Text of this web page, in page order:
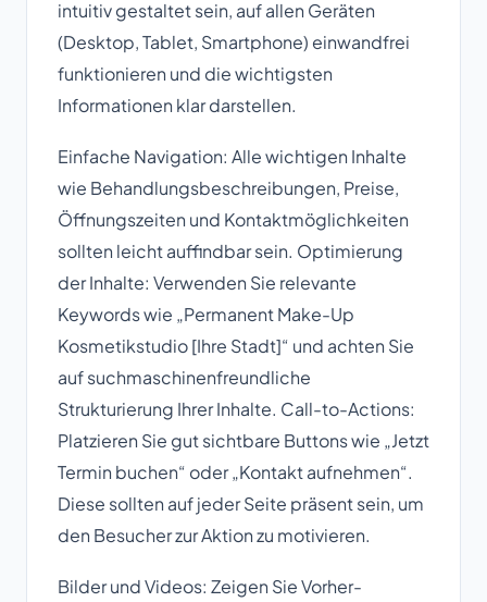
intuitiv gestaltet sein, auf allen Geräten
(Desktop, Tablet, Smartphone) einwandfrei
funktionieren und die wichtigsten
Informationen klar darstellen.
Einfache Navigation: Alle wichtigen Inhalte
wie Behandlungsbeschreibungen, Preise,
Öffnungszeiten und Kontaktmöglichkeiten
sollten leicht auffindbar sein. Optimierung
der Inhalte: Verwenden Sie relevante
Keywords wie „Permanent Make-Up
Kosmetikstudio [Ihre Stadt]“ und achten Sie
auf suchmaschinenfreundliche
Strukturierung Ihrer Inhalte. Call-to-Actions:
Platzieren Sie gut sichtbare Buttons wie „Jetzt
Termin buchen“ oder „Kontakt aufnehmen“.
Diese sollten auf jeder Seite präsent sein, um
den Besucher zur Aktion zu motivieren.
Bilder und Videos: Zeigen Sie Vorher-